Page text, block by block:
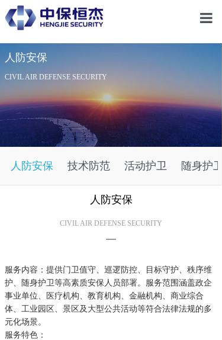
解
新
人防安保
CIVIL AIR DEFENSE SECURITY
人防安保 技术防范 活动护卫 随身护卫
人防安保
CIVIL AIR DEFENSE SECURITY
服务内容：提供门卫值守、巡逻防控、目标守护、秩序维
护、随身护卫等高素质安保人员部署。服务范围涵盖政企
事业单位、医疗机构、教育机构、金融机构、商业综合
体、工业园区、景区及大型公共活动等符合法律法规的多
元化场景。
服务特色：